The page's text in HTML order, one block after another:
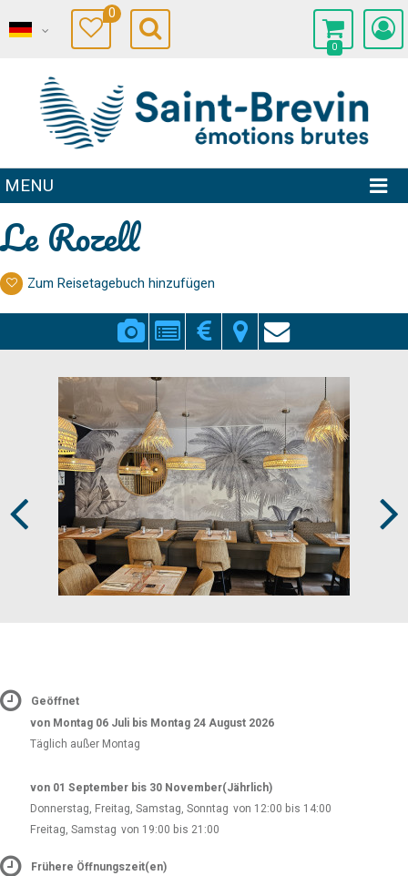
0
0
MENU
Le Rozell
Zum Reisetagebuch hinzufügen
Geöffnet
von Montag 06 Juli bis Montag 24 August 2026
Täglich außer Montag
von 01 September bis 30 November(Jährlich)
Donnerstag, Freitag, Samstag, Sonntag von 12:00 bis 14:00
Freitag, Samstag von 19:00 bis 21:00
Frühere Öffnungszeit(en)